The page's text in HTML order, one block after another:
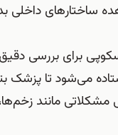
ساختارهای
برای بررسی
می‌شود تا پزشک
مانند زخم‌ها،